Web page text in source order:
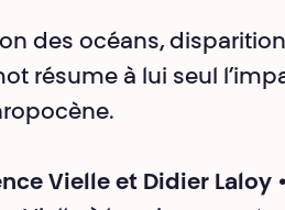
des océans,
résume à lui seul
Vielle et Didier Laloy